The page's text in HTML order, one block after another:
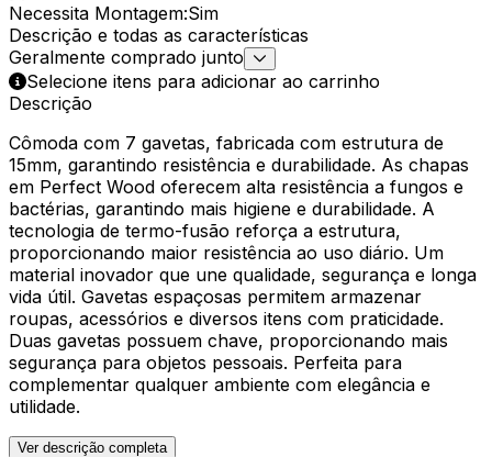
Necessita Montagem:Sim
Descrição e todas as características
Geralmente comprado junto
Selecione itens para adicionar ao carrinho
Descrição
Cômoda com 7 gavetas, fabricada com estrutura de
15mm, garantindo resistência e durabilidade. As chapas
em Perfect Wood oferecem alta resistência a fungos e
bactérias, garantindo mais higiene e durabilidade. A
tecnologia de termo-fusão reforça a estrutura,
proporcionando maior resistência ao uso diário. Um
material inovador que une qualidade, segurança e longa
vida útil. Gavetas espaçosas permitem armazenar
roupas, acessórios e diversos itens com praticidade.
Duas gavetas possuem chave, proporcionando mais
segurança para objetos pessoais. Perfeita para
complementar qualquer ambiente com elegância e
utilidade.
Ver descrição completa